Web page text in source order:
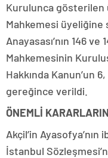
Kurulunca gösterilen
Mahkemesi üyeliğine
Anayasası’nın 146
Mahkemesinin
Hakkında Kanun’un
gereğince verildi.
ÖNEMLİ
Akçil’in Ayasofya’nın
İstanbul